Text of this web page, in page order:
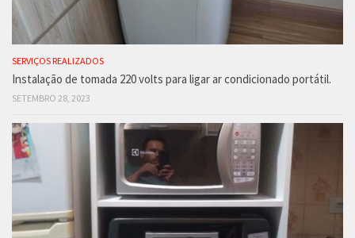
SERVIÇOS REALIZADOS
Instalação de tomada 220 volts para ligar ar condicionado portátil.
SETEMBRO 28, 2023